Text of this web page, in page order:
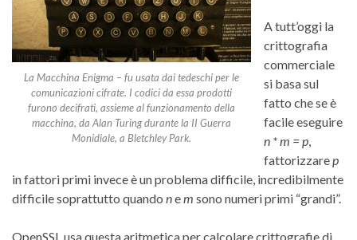
La Macchina Enigma – fu usata dai tedeschi per le
comunicazioni cifrate. I codici da essa prodotti
furono decifrati, assieme al funzionamento della
macchina, da Alan Turing durante la II Guerra
Monidiale, a Bletchley Park.
A tutt’oggi la
crittografia
commerciale
si basa sul
fatto che se è
facile eseguire
n * m = p
fattorizzare p
in fattori primi invece è un problema difficile, incredibilmente
difficile soprattutto quando nem sono numeri primi “grandi”.
OpenSSL usa questa aritmetica per calcolare crittografie di